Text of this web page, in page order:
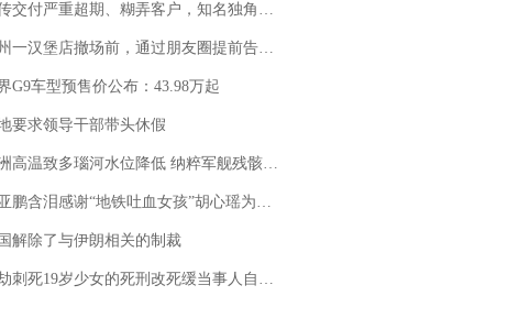
重超期、糊弄客户，知名独角兽车企创始人回应：都没证据，将依法采取措施，“本人长期与美国交管局保持沟通，对方表示肯定”
店撤场前，通过朋友圈提前告知逐一退费，有顾客仅剩1元也全被退回，分文不少；顾客：言而有信，让人感动
G9车型预售价公布：43.98万起
要求领导干部带头休假
高温致多瑙河水位降低 纳粹军舰残骸重见天日
感谢“地铁吐血女孩”胡心瑶为嫣然天使捐99999元：这份捐赠太沉重，尊重其捐赠意愿，个人向胡心瑶和她的病友之家各捐赠99999元
解除了与伊朗相关的制裁
死19岁少女的死刑改死缓当事人自述：出狱11年间始终刻意躲避被害人家属